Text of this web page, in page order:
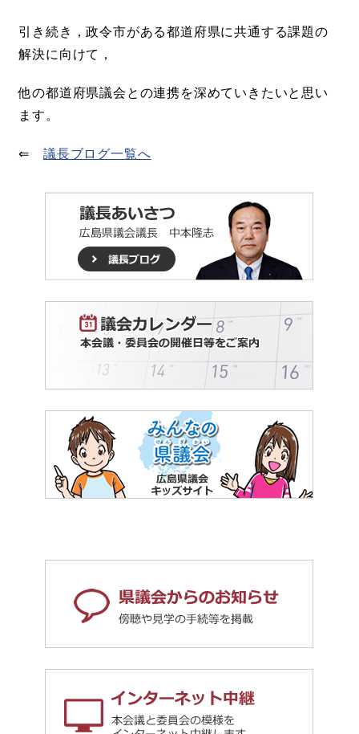
引き続き，政令市がある都道府県に共通する課題の
解決に向けて，
他の都道府県議会との連携を深めていきたいと思い
ます。
⇐議長ブログ一覧へ